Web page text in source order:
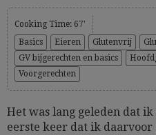
Cooking Time: 67'
Basics
Eieren Glutenvrij
GV bijgerechten en basics
Voorgerechten
Het was lang geleden dat
eerste keer dat ik